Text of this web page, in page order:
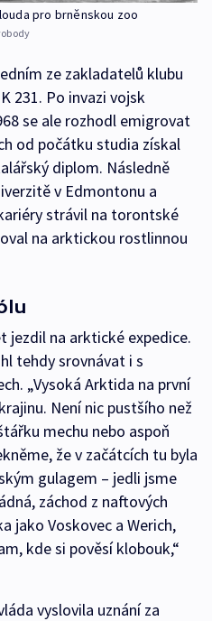
pro brněnskou zoo
ze zakladatelů klubu
231. Po invazi vojsk
se ale rozhodl emigrovat
od počátku studia získal
diplom. Následně
v Edmontonu a
strávil na torontské
na arktickou rostlinnou
jezdil na arktické expedice.
tehdy srovnávat i s
„Vysoká Arktida na první
Není nic pustšího než
mechu nebo aspoň
že v začátcích tu byla
gulagem – jedli jsme
záchod z naftových
jako Voskovec a Werich,
kde si pověsí klobouk,“
vyslovila uznání za